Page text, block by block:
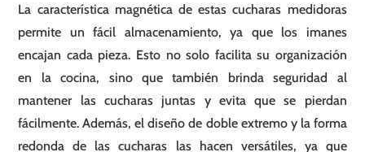
La característica magnética de estas cucharas medidoras
permite un fácil almacenamiento, ya que los imanes
encajan cada pieza. Esto no solo facilita su organización
en la cocina, sino que también brinda seguridad al
mantener las cucharas juntas y evita que se pierdan
fácilmente. Además, el diseño de doble extremo y la forma
redonda de las cucharas las hacen versátiles, ya que